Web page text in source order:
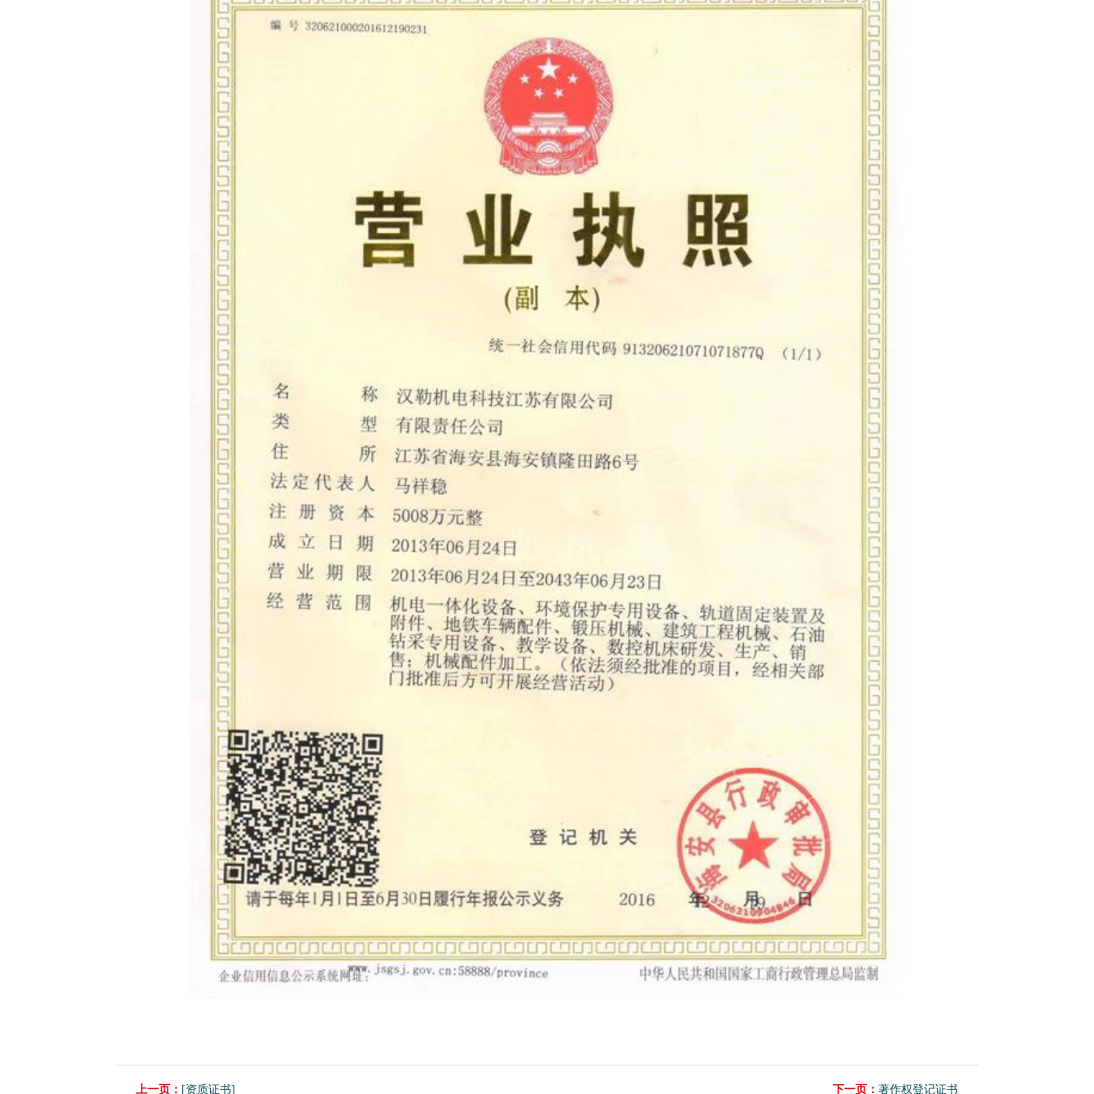
上一页： [资质证书] 下一页： 著作权登记证书